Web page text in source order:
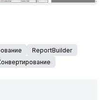
ReportBuilder